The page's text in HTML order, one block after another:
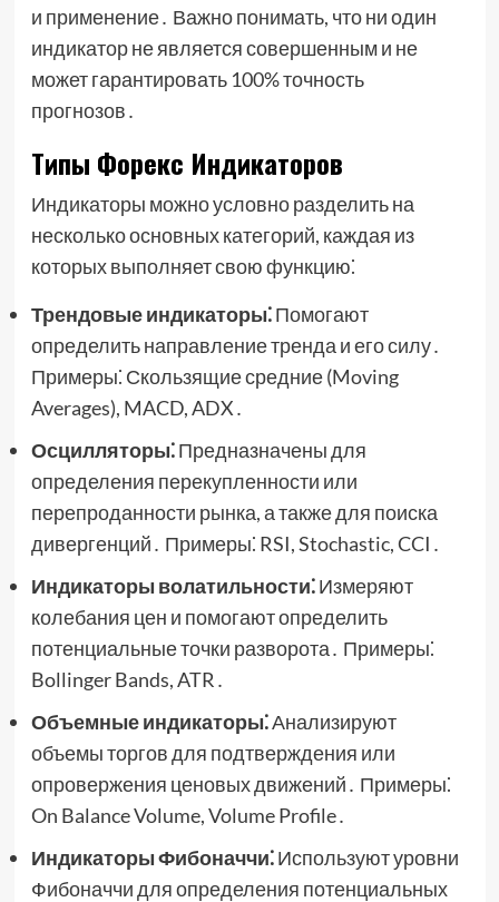
и применение․ Важно понимать, что ни один
индикатор не является совершенным и не
может гарантировать 100% точность
прогнозов․
Типы Форекс Индикаторов
Индикаторы можно условно разделить на
несколько основных категорий, каждая из
которых выполняет свою функцию⁚
Трендовые индикаторы⁚Помогают
определить направление тренда и его силу․
Примеры⁚ Скользящие средние (Moving
Averages), MACD, ADX․
Осцилляторы⁚Предназначены для
определения перекупленности или
перепроданности рынка, а также для поиска
дивергенций․ Примеры⁚ RSI, Stochastic, CCI․
Индикаторы волатильности⁚Измеряют
колебания цен и помогают определить
потенциальные точки разворота․ Примеры⁚
Bollinger Bands, ATR․
Объемные индикаторы⁚Анализируют
объемы торгов для подтверждения или
опровержения ценовых движений․ Примеры⁚
On Balance Volume, Volume Profile․
Индикаторы Фибоначчи⁚Используют уровни
Фибоначчи для определения потенциальных